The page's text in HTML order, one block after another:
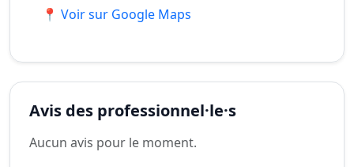
📍 Voir sur Google Maps
Avis des professionnel·le·s
Aucun avis pour le moment.